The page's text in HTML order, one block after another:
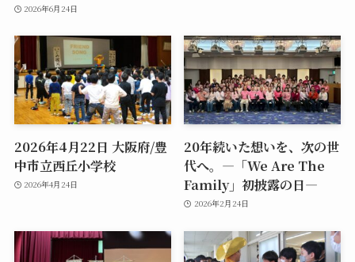
2026年6月24日
2026年4月22日 大阪府/豊
中市立西丘小学校
2026年4月24日
20年続いた想いを、次の世
代へ。―「We Are The
Family」初披露の日―
2026年2月24日